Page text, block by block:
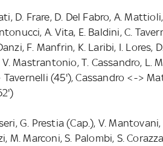
D. Frare, D. Del Fabro, A.
A. Vita, E. Baldini, C.
F. Manfrin, K. Laribi, I. Lores,
Mastrantonio, T. Cassandro, L.
(45'), Cassandro <->
G. Prestia (Cap.), V. Mantovani,
M. Marconi, S. Palombi, S.